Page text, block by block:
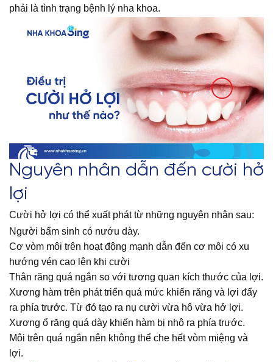
phải là tình trạng bệnh lý nha khoa.
Nguyên nhân dẫn đến cười hở
lợi
Cười hở lợi có thể xuất phát từ những nguyên nhân sau:
Người bẩm sinh có nướu dày.
Cơ vòm môi trên hoạt động mạnh dẫn đến cơ môi có xu
hướng vén cao lên khi cười
Thân răng quá ngắn so với tương quan kích thước của lợi.
Xương hàm trên phát triển quá mức khiến răng và lợi đẩy
ra phía trước. Từ đó tạo ra nụ cười vừa hô vừa hở lợi.
Xương ổ răng quá dày khiến hàm bị nhô ra phía trước.
Môi trên quá ngắn nên không thể che hết vòm miệng và
lợi.